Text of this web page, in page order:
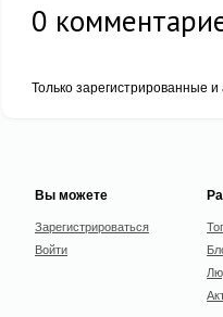
0
Только зарегистрированные
Вы можете
Зарегистрироваться
Войти